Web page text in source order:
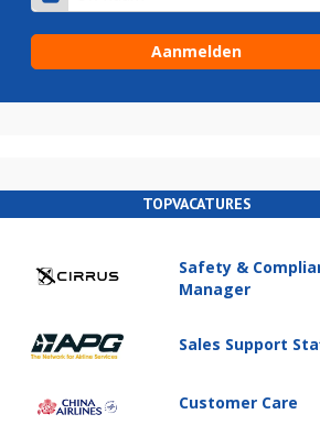
TOPVACATURES
Safety &
Manager
Sales Support
Customer Care